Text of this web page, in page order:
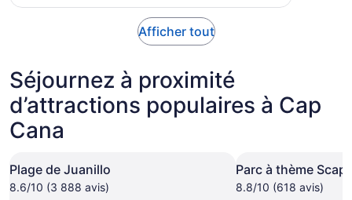
Afficher toutS’ouvre
nouvel
onglet
Séjournez à proximité
d’attractions populaires à Cap
Cana
Plage de Juanillo
8.6/10 (3 888 avis)
Parc à thème
8.8/10 (618 avis)